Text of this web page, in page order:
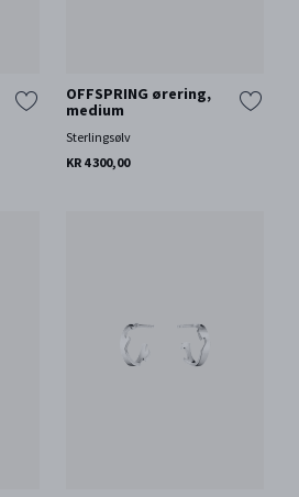
OFFSPRING ørering,
medium
Sterlingsølv
KR 4 300,00